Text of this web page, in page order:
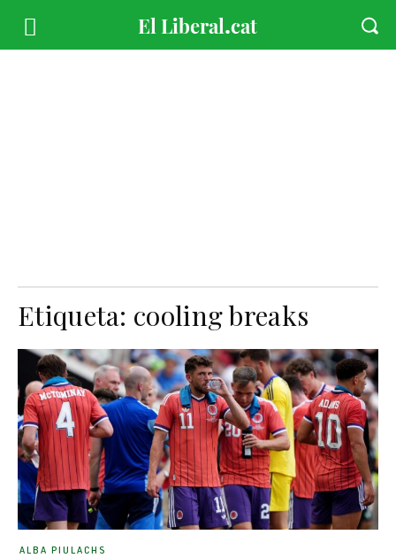
Etiqueta: cooling breaks
ALBA PIULACHS